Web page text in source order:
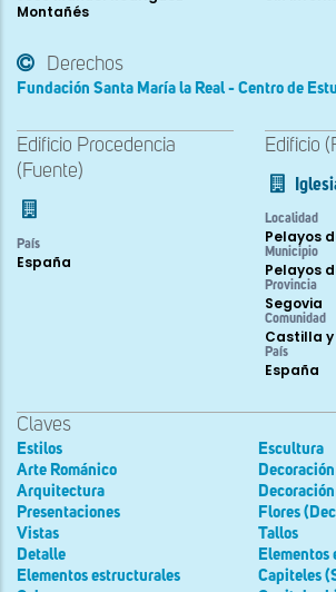
Montañés
Derechos
Fundación Santa María la Real - Centro de
Edificio Procedencia
(Fuente)
País
España
Edificio
Localidad
Pelayos
Municipio
Pelayos
Provincia
Segovia
Comunidad
Castilla y
País
España
Claves
Estilos
Arte Románico
Arquitectura
Presentaciones
Vistas
Detalle
Elementos estructurales
Escultura
Flores
Tallos
Elementos
Capiteles